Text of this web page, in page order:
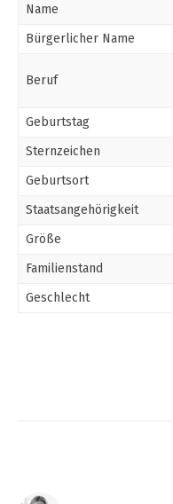
Name
Bürgerlicher Name
Beruf
Geburtstag
Sternzeichen
Geburtsort
Staatsangehörigkeit
Größe
Familienstand
Geschlecht